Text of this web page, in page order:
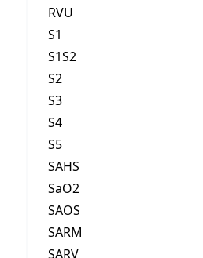
RVU
S1
S1S2
S2
S3
S4
S5
SAHS
SaO2
SAOS
SARM
SARV